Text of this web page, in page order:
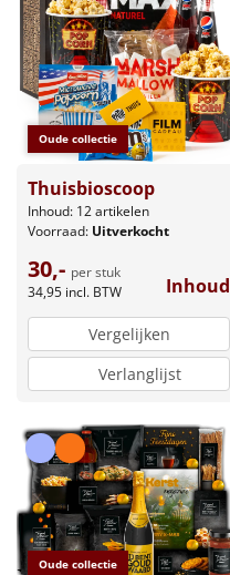
Oude collectie
Thuisbioscoop
Inhoud: 12 artikelen
Voorraad: Uitverkocht
30,- per stuk
34,95 incl. BTW Inhoud
Vergelijken
Verlanglijst
Oude collectie